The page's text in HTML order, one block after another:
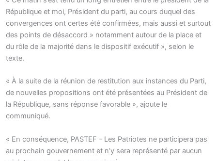
République et moi, Président du parti, au cours duquel des
convergences ont certes été confirmées, mais aussi et surtout
des points de désaccord » notamment autour de la place et
du rôle de la majorité dans le dispositif exécutif », selon le
texte.
« À la suite de la réunion de restitution aux instances du Parti,
de nouvelles propositions ont été présentées au Président de
la République, sans réponse favorable », ajoute le
communiqué.
« En conséquence, PASTEF – Les Patriotes ne participera pas
au prochain gouvernement et n’y sera représenté par aucun